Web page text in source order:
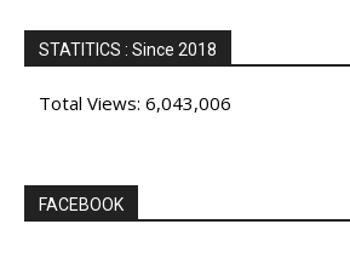
STATITICS : Since 2018
Total Views: 6,043,006
FACEBOOK